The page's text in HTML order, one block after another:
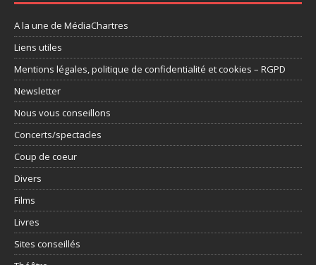
A la une de MédiaChartres
Liens utiles
Mentions légales, politique de confidentialité et cookies – RGPD
Newsletter
Nous vous conseillons
Concerts/spectacles
Coup de coeur
Divers
Films
Livres
Sites conseillés